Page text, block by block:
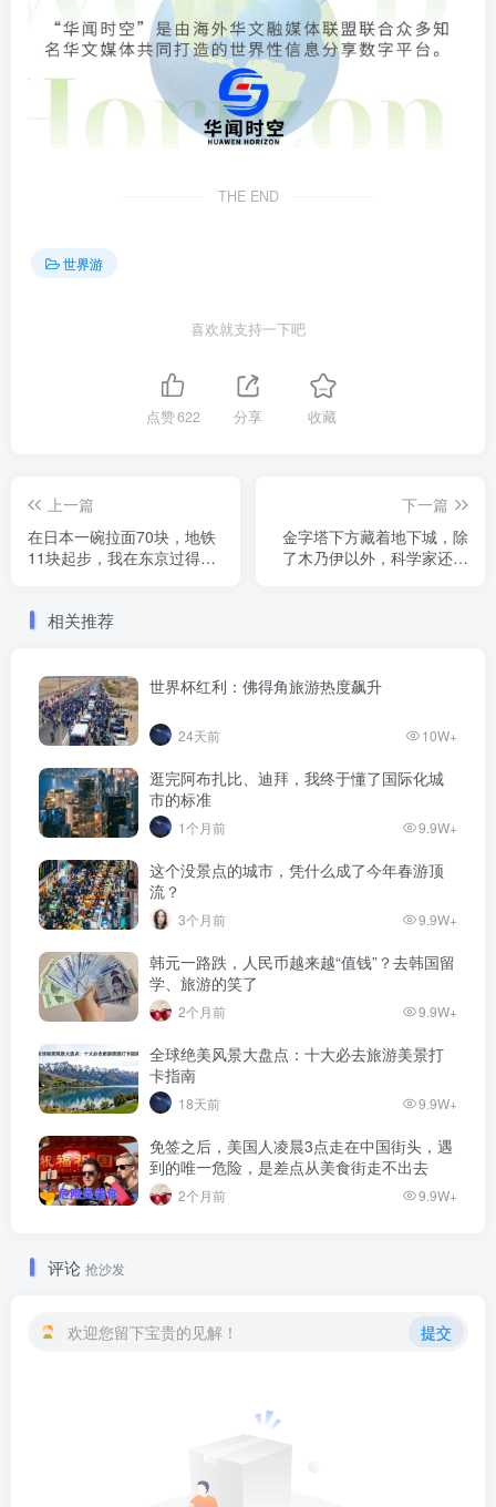
THE END
世界游
喜欢就支持一下吧
点赞622 分享 收藏
上一篇
在日本一碗拉面70块，地铁
11块起步，我在东京过得像
下一篇
金字塔下方藏着地下城，除
了木乃伊以外，科学家还发
相关推荐
世界杯红利：佛得角旅游热度飙升
24天前 10W+
逛完阿布扎比、迪拜，我终于懂了国际化城
市的标准
1个月前 9.9W+
这个没景点的城市，凭什么成了今年春游顶
流？
3个月前 9.9W+
韩元一路跌，人民币越来越“值钱”？去韩国留
学、旅游的笑了
2个月前 9.9W+
全球绝美风景大盘点：十大必去旅游美景打
卡指南
18天前 9.9W+
免签之后，美国人凌晨3点走在中国街头，遇
到的唯一危险，是差点从美食街走不出去
2个月前 9.9W+
评论 抢沙发
欢迎您留下宝贵的见解！ 提交